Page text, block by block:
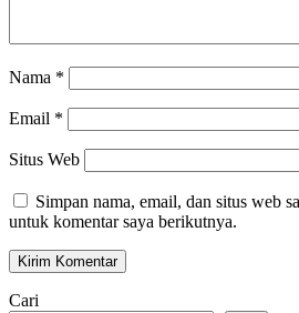
Nama *
Email *
Situs Web
Simpan nama, email, dan situs web
untuk komentar saya berikutnya.
Cari